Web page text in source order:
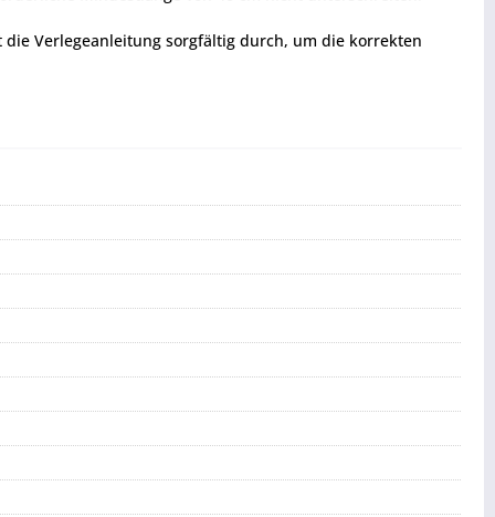
Verlegeanleitung sorgfältig durch, um die korrekten